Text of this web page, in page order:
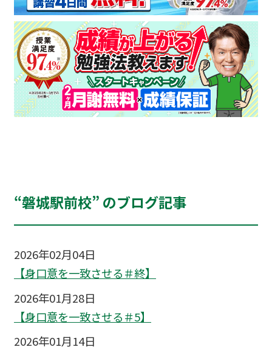
“磐城駅前校” のブログ記事
2026年02月04日
【身口意を一致させる＃終】
2026年01月28日
【身口意を一致させる＃5】
2026年01月14日